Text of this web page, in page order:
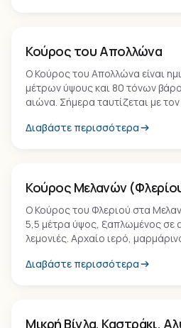
Μνημείο
Κούρος του Απολλώνα
Ο Κούρος του Απολλώνα είναι
μέτρων ύψους και 80 τόνων
αιώνα. Σήμερα ταυτίζεται με
Διαβάστε περισσότερα
Μνημείο
Κούρος Μελανών
Ο Κούρος του Φλεριού στα
5,5 μέτρα ύψος, ξαπλωμένος σε
λεμονιές. Αρχαίο ιερό,
Διαβάστε περισσότερα
Παραλία
Μικρή Βίγλα, Καστράκι,